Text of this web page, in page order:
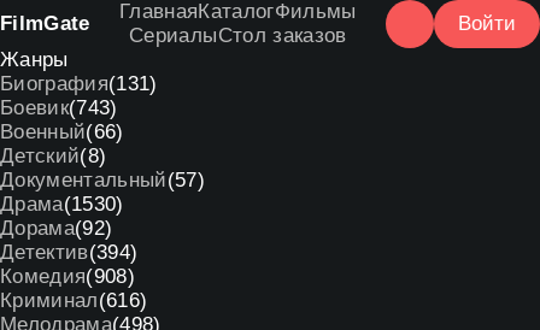
FilmGate
ГлавнаяКаталогФильмы
СериалыСтол заказов
Войти
Жанры
Биография(131)
Боевик(743)
Военный(66)
Детский(8)
Документальный(57)
Драма(1530)
Дорама(92)
Детектив(394)
Комедия(908)
Криминал(616)
Мелодрама(498)